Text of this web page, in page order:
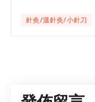
針灸/溫針灸/小針刀